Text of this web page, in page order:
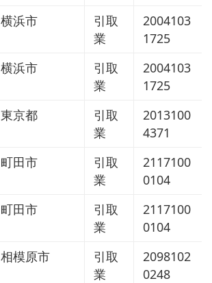
横浜市
引取
業
2004103
1725
横浜市
引取
業
2004103
1725
東京都
引取
業
2013100
4371
町田市
引取
業
2117100
0104
町田市
引取
業
2117100
0104
相模原市
引取
業
2098102
0248